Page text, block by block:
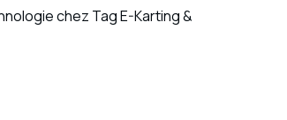
chez Tag E-Karting &